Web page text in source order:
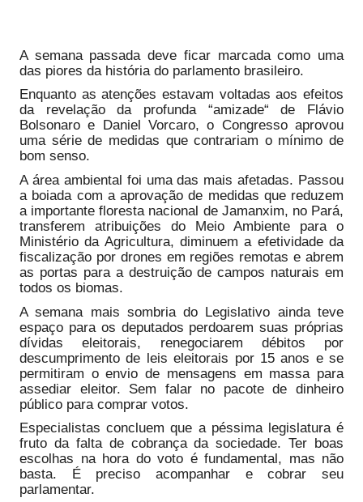
A semana passada deve ficar marcada como uma
das piores da história do parlamento brasileiro.
Enquanto as atenções estavam voltadas aos efeitos
da revelação da profunda “amizade“ de Flávio
Bolsonaro e Daniel Vorcaro, o Congresso aprovou
uma série de medidas que contrariam o mínimo de
bom senso.
A área ambiental foi uma das mais afetadas. Passou
a boiada com a aprovação de medidas que reduzem
a importante floresta nacional de Jamanxim, no Pará,
transferem atribuições do Meio Ambiente para o
Ministério da Agricultura, diminuem a efetividade da
fiscalização por drones em regiões remotas e abrem
as portas para a destruição de campos naturais em
todos os biomas.
A semana mais sombria do Legislativo ainda teve
espaço para os deputados perdoarem suas próprias
dívidas eleitorais, renegociarem débitos por
descumprimento de leis eleitorais por 15 anos e se
permitiram o envio de mensagens em massa para
assediar eleitor. Sem falar no pacote de dinheiro
público para comprar votos.
Especialistas concluem que a péssima legislatura é
fruto da falta de cobrança da sociedade. Ter boas
escolhas na hora do voto é fundamental, mas não
basta. É preciso acompanhar e cobrar seu
parlamentar.